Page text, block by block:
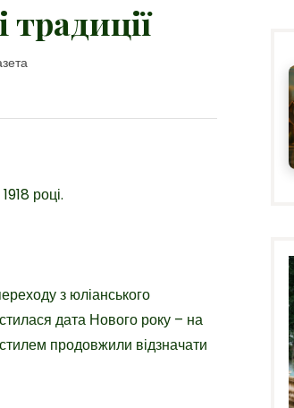
році.
з юліанського
дата Нового року – на
продовжили відзначати